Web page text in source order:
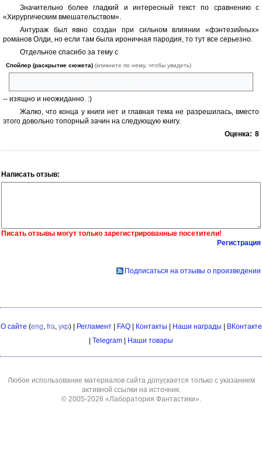
Значительно более гладкий и интересный текст по сравнению с
«Хирургическим вмешательством».
Антураж был явно создан при сильном влиянии «фэнтезийных»
романов Олди, но если там была ироничная пародия, то тут все серьезно.
Отдельное спасибо за тему с
Спойлер (раскрытие сюжета) (кликните по нему, чтобы увидеть)
-- изящно и неожиданно. :)
Жалко, что конца у книги нет и главная тема не разрешилась, вместо
этого довольно топорный зачин на следующую книгу.
Оценка: 8
Написать отзыв:
Писать отзывы могут только зарегистрированные посетители!
Регистрация
Подписаться на отзывы о произведении
О сайте (eng, fra, укр) | Регламент| FAQ| Контакты Наши награды
ВКонтакте
Telegram Наши товары
Любое использование материалов сайта допускается только с указанием
активной ссылки на источник.
© 2005-2026 «Лаборатория Фантастики».